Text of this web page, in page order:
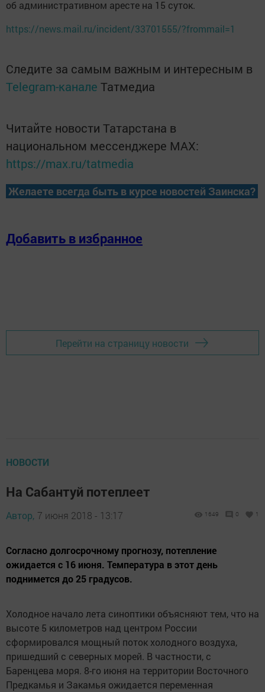
об административном аресте на 15 суток.
https://news.mail.ru/incident/33701555/?frommail=1
Следите за самым важным и интересным в
Telegram-канале Татмедиа
Читайте новости Татарстана в
национальном мессенджере MАХ:
https://max.ru/tatmedia
Желаете всегда быть в курсе новостей Заинска?
Добавить в избранное
Перейти на страницу новости
НОВОСТИ
На Сабантуй потеплеет
Автор, 7 июня 2018 - 13:17 1649 0 1
Согласно долгосрочному прогнозу, потепление
ожидается с 16 июня. Температура в этот день
поднимется до 25 градусов.
Холодное начало лета синоптики объясняют тем, что на
высоте 5 километров над центром России
сформировался мощный поток холодного воздуха,
пришедший с северных морей. В частности, с
Баренцева моря. 8-го июня на территории Восточного
Предкамья и Закамья ожидается переменная